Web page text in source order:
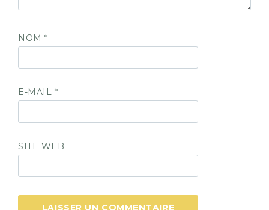
NOM*
E-MAIL *
SITE WEB